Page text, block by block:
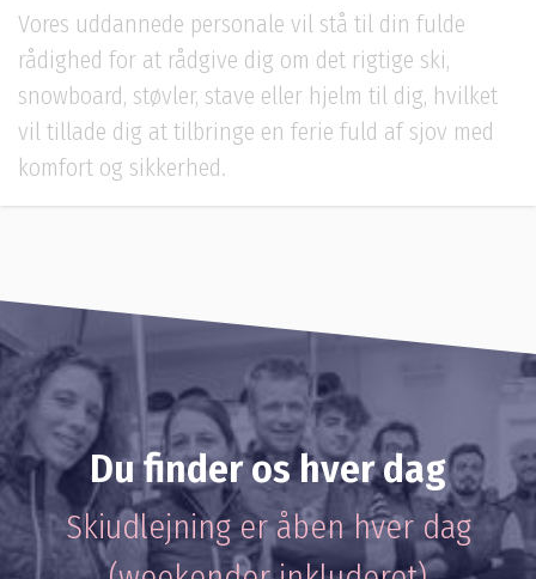
Vores uddannede personale vil stå til din fulde
rådighed for at rådgive dig om det rigtige ski,
snowboard, støvler, stave eller hjelm til dig, hvilket
vil tillade dig at tilbringe en ferie fuld af sjov med
komfort og sikkerhed.
Du finder os hver dag
Skiudlejning er åben hver dag